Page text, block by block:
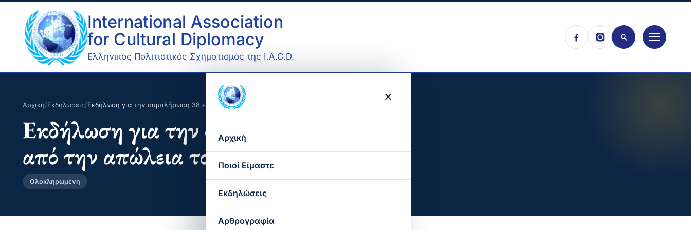
International Association
for Cultural Diplomacy
Ελληνικός Πολιτιστικός Σχηματισμός της I.A.C.D.
×
Αρχική
Ποιοί Είμαστε
Ο σκοπός μας
Εκδηλώσεις
Αρθρογραφία
Αρχική/Εκδηλώσεις/Εκδήλωση για την συμπλήρωση 38 ετών από την απώλεια του ΟΥΛΩΦ ΠΑΛΜΕ
Εκδήλωση για την συμπλήρωση 38 ετών
από την απώλεια του ΟΥΛΩΦ ΠΑΛΜΕ
Ολοκληρωμένη